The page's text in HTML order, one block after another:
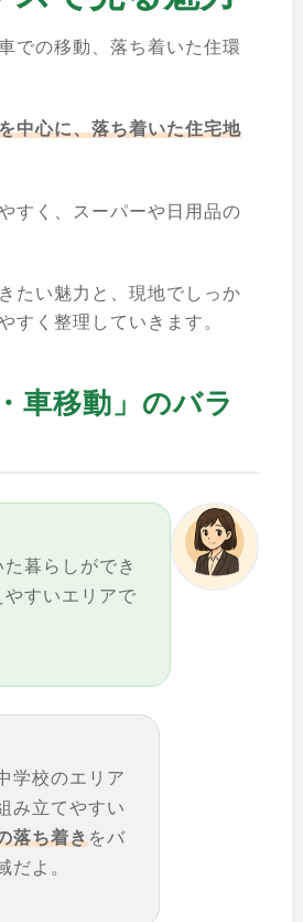
での移動、落ち着いた住環
中心に、落ち着いた住宅地
すく、スーパーや日用品の
たい魅力と、現地でしっか
すく整理していきます。
車移動」のバラ
暮らしができ
すいエリアで
学校のエリア
み立てやすい
落ち着きをバ
だよ。